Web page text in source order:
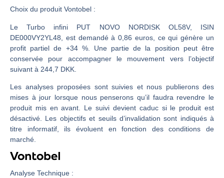
La France, maillon faible de l’Europe ! | Jean-Louis Cussac – Chrono CAC
Pourquoi 6 guerres explosent en même temps cette semaine | par Louis-Antoine Michelet
Les investisseurs y croient toujours | Point Stratégique Hebdomadaire – Éric Galiègue
WTI : Explosion mais réserves au plus bas | Denis Desclos – Market Movers
Choix du produit Vontobel :
Le Turbo infini PUT NOVO NORDISK OL58V, ISIN
DE000VY2YL48, est demandé à 0,86 euros, ce qui génère un
profit partiel de +34 %. Une partie de la position peut être
conservée pour accompagner le mouvement vers l’objectif
suivant à 244,7 DKK.
Les analyses proposées sont suivies et nous publierons des
mises à jour lorsque nous penserons qu’il faudra revendre le
produit mis en avant. Le suivi devient caduc si le produit est
désactivé. Les objectifs et seuils d’invalidation sont indiqués à
titre informatif, ils évoluent en fonction des conditions de
marché.
Analyse Technique :